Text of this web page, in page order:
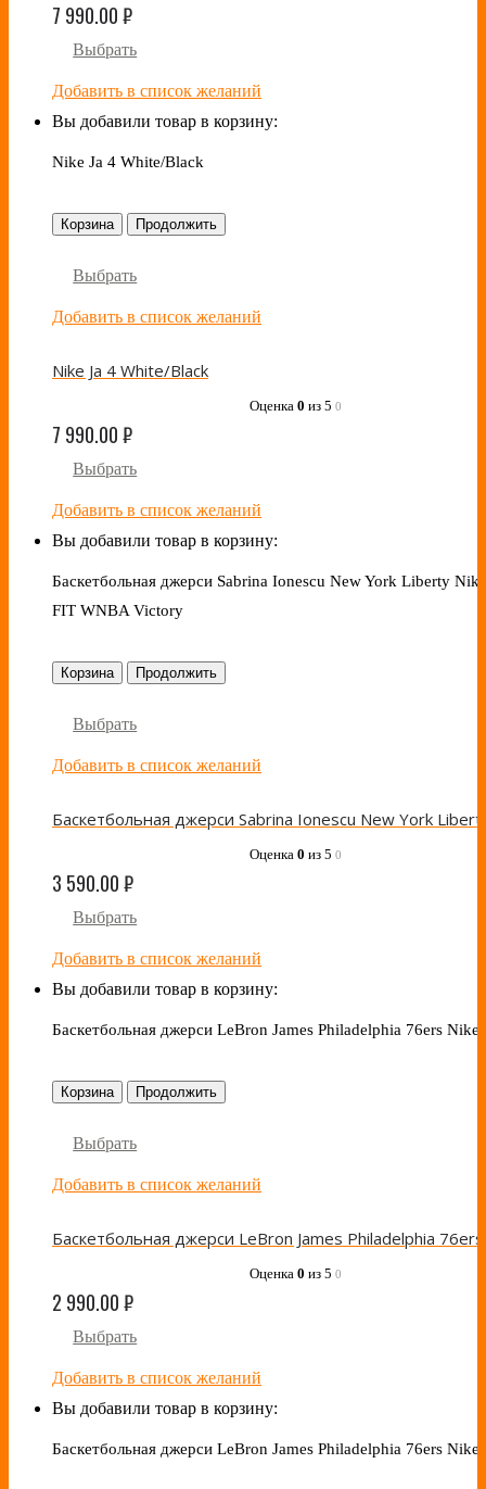
7 990.00₽
Выбрать
Добавить в список желаний
Вы добавили товар в корзину:
Nike Ja 4 White/Black
Корзина Продолжить
Выбрать
Добавить в список желаний
Nike Ja 4 White/Black
Оценка 0 из 5 0
7 990.00₽
Выбрать
Добавить в список желаний
Вы добавили товар в корзину:
Баскетбольная джерси Sabrina Ionescu New York Liberty
FIT WNBA Victory
Корзина Продолжить
Выбрать
Добавить в список желаний
Оценка 0 из 5 0
3 590.00₽
Выбрать
Добавить в список желаний
Вы добавили товар в корзину:
Баскетбольная джерси LeBron James Philadelphia 76ers Nike
Корзина Продолжить
Выбрать
Добавить в список желаний
Оценка 0 из 5 0
2 990.00₽
Выбрать
Добавить в список желаний
Вы добавили товар в корзину:
Баскетбольная джерси LeBron James Philadelphia 76ers Nike